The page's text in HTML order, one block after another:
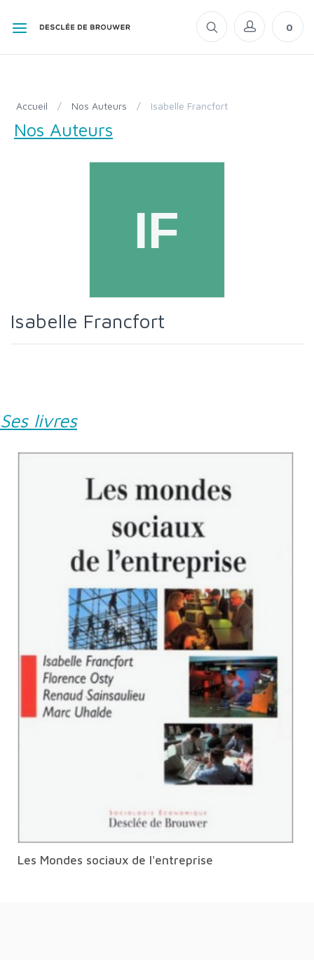
0
Accueil / Nos Auteurs / Isabelle Francfort
Nos Auteurs
Isabelle Francfort
Ses livres
Les Mondes sociaux de l'entreprise